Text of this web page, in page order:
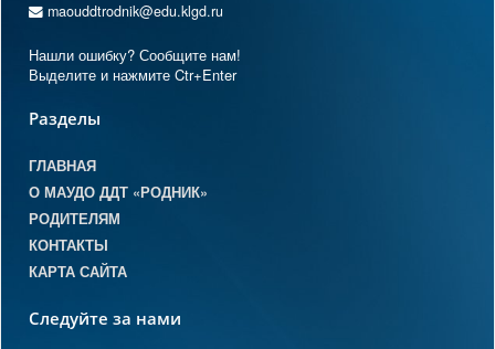
maouddtrodnik@edu.klgd.ru
Нашли ошибку? Сообщите нам!
Выделите и нажмите Ctr+Enter
Разделы
ГЛАВНАЯ
О МАУДО ДДТ «РОДНИК»
РОДИТЕЛЯМ
КОНТАКТЫ
КАРТА САЙТА
Следуйте за нами